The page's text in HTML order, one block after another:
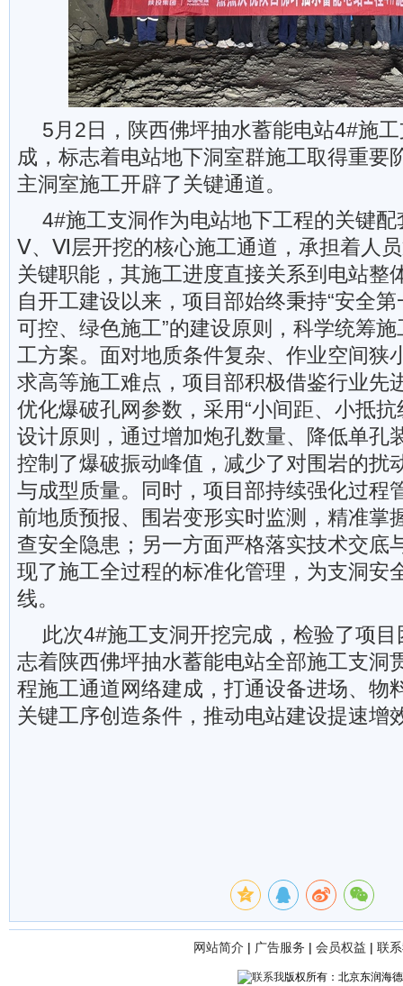
5月2日，陕西佛坪抽水蓄能电站4#施
成，标志着电站地下洞室群施工取得重要
主洞室施工开辟了关键通道。
4#施工支洞作为电站地下工程的关键
Ⅴ、Ⅵ层开挖的核心施工通道，承担着人
关键职能，其施工进度直接关系到电站整
自开工建设以来，项目部始终秉持“安全
可控、绿色施工”的建设原则，科学统筹
工方案。面对地质条件复杂、作业空间狭
求高等施工难点，项目部积极借鉴行业先
优化爆破孔网参数，采用“小间距、小抵
设计原则，通过增加炮孔数量、降低单孔
控制了爆破振动峰值，减少了对围岩的扰
与成型质量。同时，项目部持续强化过程
前地质预报、围岩变形实时监测，精准掌
查安全隐患；另一方面严格落实技术交底
现了施工全过程的标准化管理，为支洞安
线。
此次4#施工支洞开挖完成，检验了项
志着陕西佛坪抽水蓄能电站全部施工支洞
程施工通道网络建成，打通设备进场、物
关键工序创造条件，推动电站建设提速增
网站简介 | 广告服务 | 会员权益 | 联
版权所有：北京东润海